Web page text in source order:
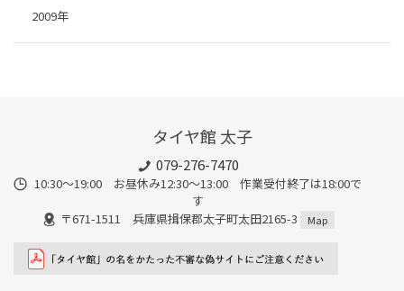
2009年
タイヤ館 太子
079-276-7470
10:30～19:00 お昼休み12:30～13:00 作業受付終了は18:00で
す
〒671-1511 兵庫県揖保郡太子町太田2165-3
Map